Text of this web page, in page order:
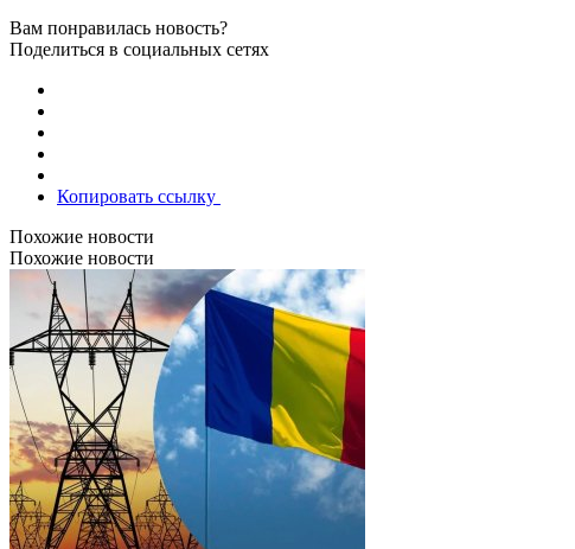
Вам понравилась новость?
Поделиться в социальных сетях
Копировать ссылку
Похожие новости
Похожие новости